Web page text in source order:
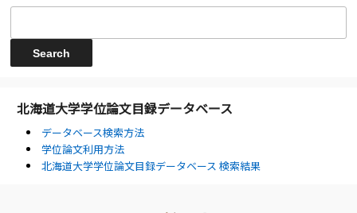
北海道大学学位論文目録データベース
データベース検索方法
学位論文利用方法
北海道大学学位論文目録データベース 検索結果